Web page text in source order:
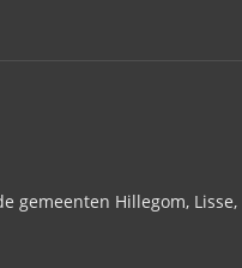
gemeenten Hillegom, Lisse,